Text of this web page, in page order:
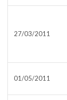
27/03/2011
01/05/2011